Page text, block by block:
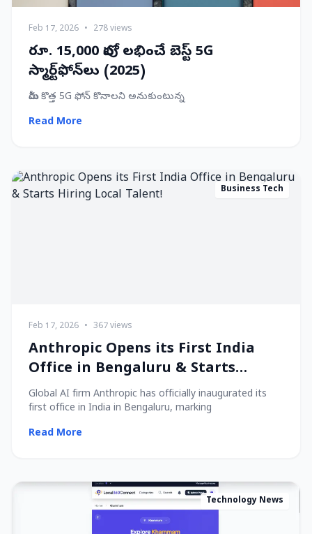
Feb 17, 2026 • 278 views
రూ. 15,000 లోపు లభించే బెస్ట్ 5G
స్మార్ట్‌ఫోన్‌లు (2025)
మీరు కొత్త 5G ఫోన్ కొనాలని అనుకుంటున్న
Read More
Business Tech
Feb 17, 2026 • 367 views
Anthropic Opens its First India
Office in Bengaluru & Starts
Hiring Local Talent!
Global AI firm Anthropic has officially inaugurated its
first office in India in Bengaluru, marking
Read More
Technology News